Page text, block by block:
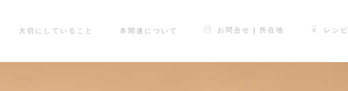
大切にしていること 本間速について お問合せ | 所在地 レシピ